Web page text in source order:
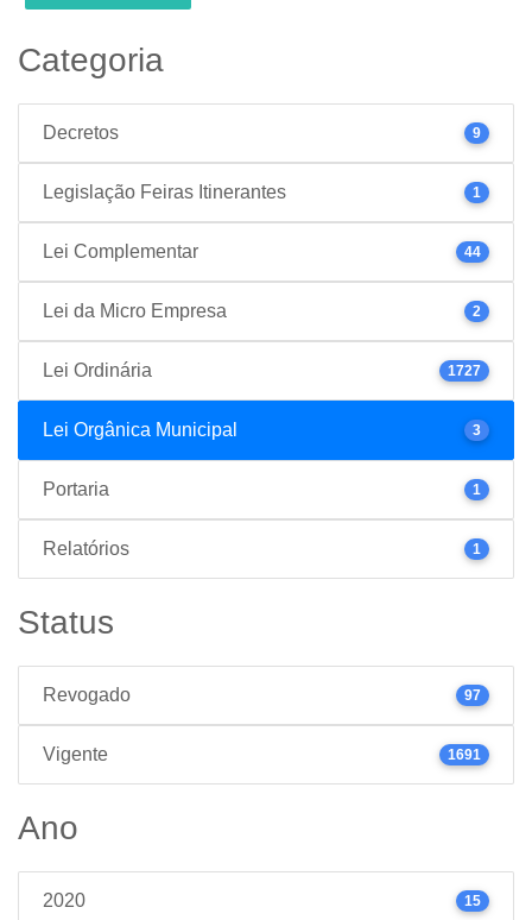
Categoria
Decretos 9
Legislação Feiras Itinerantes 1
Lei Complementar 44
Lei da Micro Empresa 2
Lei Ordinária 1727
Lei Orgânica Municipal 3
Portaria 1
Relatórios 1
Status
Revogado 97
Vigente 1691
Ano
2020 15